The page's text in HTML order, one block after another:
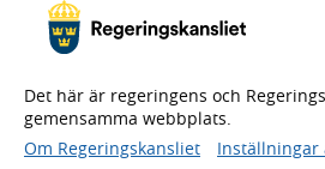
Det här är regeringens och
gemensamma webbplats.
Om Regeringskansliet
Inställningar